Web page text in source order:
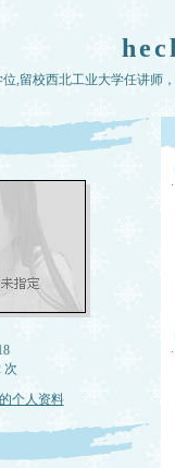
位,留校西北工业大学任讲师
次
个人资料